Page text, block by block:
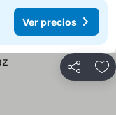
Ver precios
Compartir